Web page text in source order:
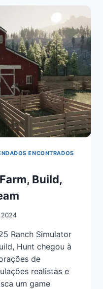
ENCONTRADOS
Build,
2024
Ranch Simulator
Hunt chegou à
de
realistas e
um game